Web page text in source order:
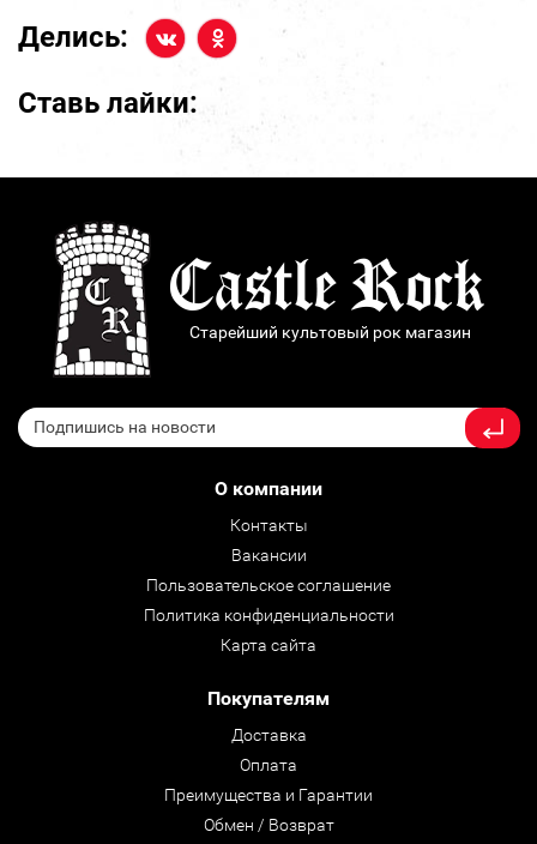
Делись:
Ставь лайки:
Старейший культовый рок магазин
О компании
Контакты
Вакансии
Пользовательское соглашение
Политика конфиденциальности
Карта сайта
Покупателям
Доставка
Оплата
Преимущества и Гарантии
Обмен / Возврат